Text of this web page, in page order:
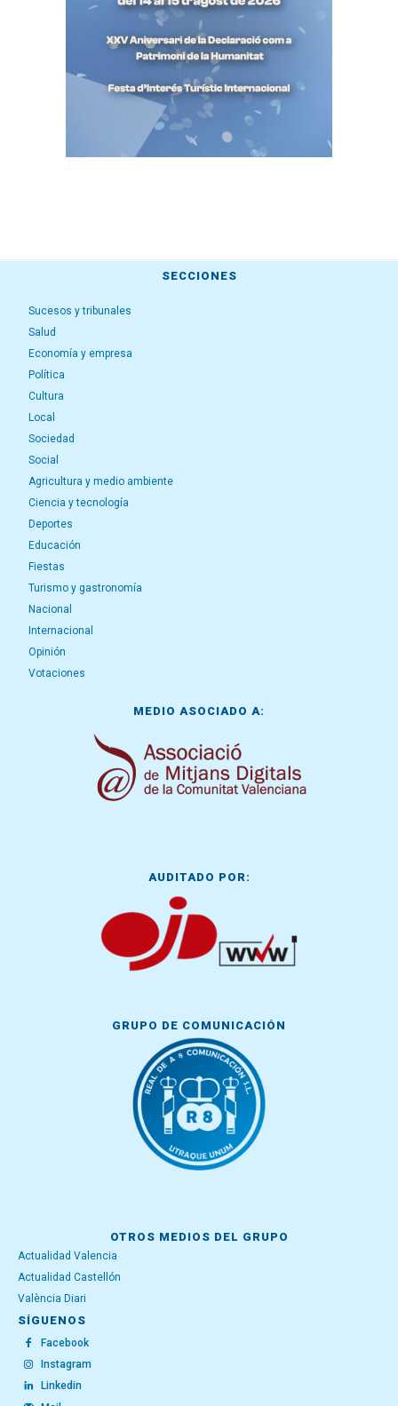
SECCIONES
Sucesos y tribunales
Salud
Economía y empresa
Política
Cultura
Local
Sociedad
Social
Agricultura y medio ambiente
Ciencia y tecnología
Deportes
Educación
Fiestas
Turismo y gastronomía
Nacional
Internacional
Opinión
Votaciones
MEDIO ASOCIADO A:
AUDITADO POR:
GRUPO DE COMUNICACIÓN
OTROS MEDIOS DEL GRUPO
Actualidad Valencia
Actualidad Castellón
València Diari
SÍGUENOS
Facebook
Instagram
Linkedin